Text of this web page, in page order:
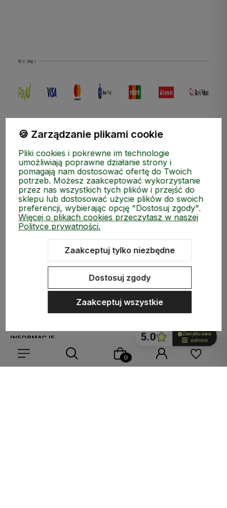
MEDIA SPOŁECZNOŚCIOWE
MOJE KONTO
INFORMACJE
🍪 Zarządzanie plikami cookie
Pliki cookies i pokrewne im technologie
umożliwiają poprawne działanie strony i
pomagają nam dostosować ofertę do Twoich
potrzeb. Możesz zaakceptować wykorzystanie
przez nas wszystkich tych plików i przejść do
sklepu lub dostosować użycie plików do swoich
preferencji, wybierając opcję "Dostosuj zgody".
Więcej o plikach cookies przeczytasz w naszej
Polityce prywatności.
Zaakceptuj tylko niezbędne
Dostosuj zgody
Zaakceptuj wszystkie